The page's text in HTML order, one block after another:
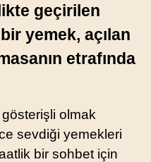
geçirilen
yemek, açılan
etrafında
olmak
sevdiği yemekleri
bir sohbet için